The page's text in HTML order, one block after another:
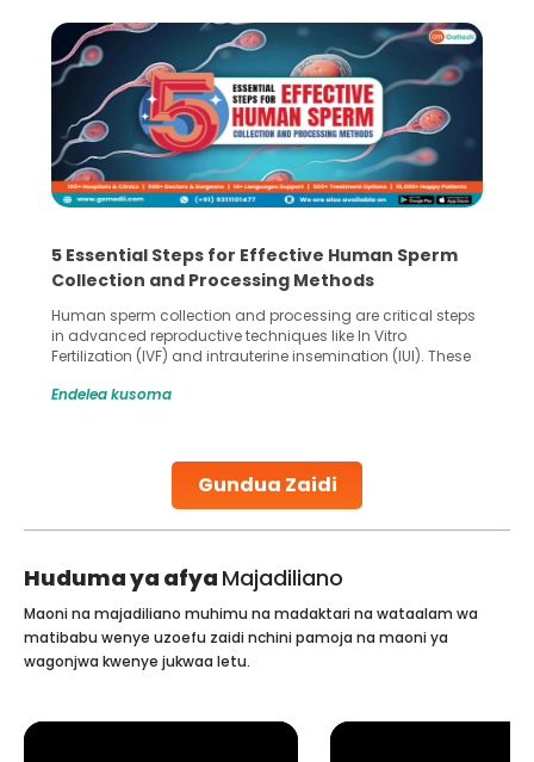
Gundua Zaidi
5 Essential Steps for Effective Human Sperm
Collection and Processing Methods
Human sperm collection and processing are critical steps
in advanced reproductive techniques like In Vitro
Fertilization (IVF) and intrauterine insemination (IUI). These
challenges and help couples achieve their dream of
collected, they process the
Endelea kusoma
Huduma ya afya Majadiliano
Maoni na majadiliano muhimu na madaktari na wataalam wa
matibabu wenye uzoefu zaidi nchini pamoja na maoni ya
wagonjwa kwenye jukwaa letu.